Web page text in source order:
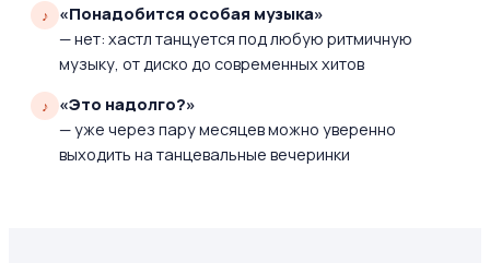
«Понадобится особая музыка»
— нет: хастл танцуется под любую ритмичную
музыку, от диско до современных хитов
«Это надолго?»
— уже через пару месяцев можно уверенно
выходить на танцевальные вечеринки